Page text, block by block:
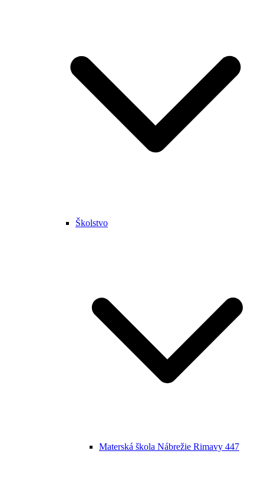
Školstvo
Materská škola Nábrežie Rimavy 447